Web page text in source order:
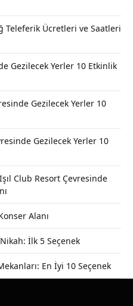
Teleferik Ücretleri ve Saatleri
Gezilecek Yerler 10 Etkinlik
Gezilecek Yerler 10
Gezilecek Yerler 10
Club Resort Çevresinde
Alanı
İlk 5 Seçenek
En İyi 10 Seçenek